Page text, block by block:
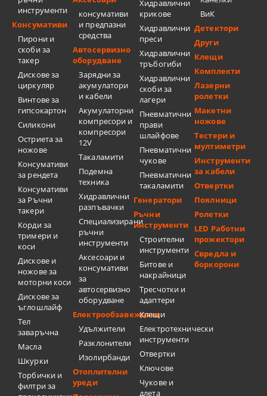
инструменти
Консумативи
Пирони и
скоби за
такер
Дискове за
циркуляр
Винтове за
гипсокартон
Силикони
Остриета за
ножове
Консумативи
за рендета
Консумативи
за Ръчни
такери
Корди за
тримери и
коси
Дискове и
ножове за
моторни коси
Дискове за
ъглошлайф
Тел
заваръчна
Масла
Шкурки
Торбички и
филтри за
консумативи
и предпазни
средства
Автосервизно
оборудване
Зарядни за
акумулатори
и кабели
Акумулаторни
компресори и
компресори
12V
Такаламити
Подемна
техника
Хидравлични
разпъвачки
Специализирани
ръчни
инструменти
Аксесоари и
консумативи
за
автосервизно
оборудване
Електрообзавеждане
Удължители
Разклонители
Изолирбанди
Отоплителни
уреди
Хидравлични
крикове
Хидравлични
преси
Хидравлични
тръбогиби
Хидравлични
скоби за
лагери
Пневматични
прави
шлайфове
Пневматични
чукове
Пневматични
такаламити
Генератори
Ръчни
инструменти
Строителни
инструменти
Битове и
накрайници
Тресчотки и
адаптери
Клещи
Електротехнически
инструменти
Отвертки
Ключове
Чукове и
длета
ВиК
Детектори
Други
Клещи
Комплекти
Лазерни
ролетки
Макетни
ножове
Тестери и
мултиметри
Инструменти
за кабели
Отвертки
Поялници
Ролетки
LED Работни
прожектори
Свредла и
боркорони